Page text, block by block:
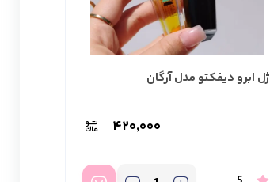
ژل ابرو دیفکتو مدل آرگان
۴۲۰,۰۰۰